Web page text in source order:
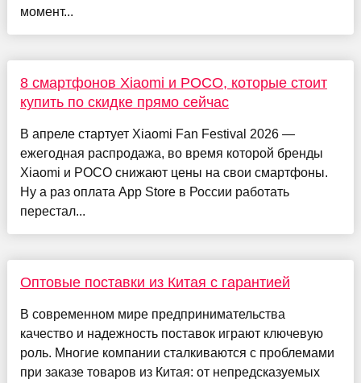
момент...
8 смартфонов Xiaomi и POCO, которые стоит
купить по скидке прямо сейчас
В апреле стартует Xiaomi Fan Festival 2026 —
ежегодная распродажа, во время которой бренды
Xiaomi и POCO снижают цены на свои смартфоны.
Ну а раз оплата App Store в России работать
перестал...
Оптовые поставки из Китая с гарантией
В современном мире предпринимательства
качество и надежность поставок играют ключевую
роль. Многие компании сталкиваются с проблемами
при заказе товаров из Китая: от непредсказуемых